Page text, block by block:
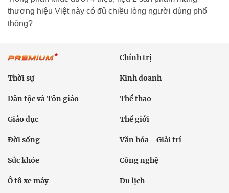
thương hiệu Việt này có đủ chiều lòng người dùng phổ
thông?
Chính trị
Thời sự Kinh doanh
Dân tộc và Tôn giáo Thể thao
Giáo dục Thế giới
Đời sống Văn hóa - Giải trí
Sức khỏe Công nghệ
Ô tô xe máy Du lịch